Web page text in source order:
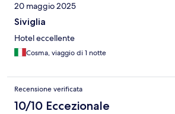
20 maggio 2025
Siviglia
Hotel eccellente
Cosma, viaggio di 1 notte
Recensione verificata
10/10 Eccezionale